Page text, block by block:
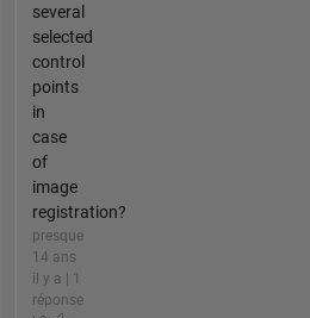
several
selected
control
points
in
case
of
image
registration?
presque
14 ans
il y a | 1
réponse